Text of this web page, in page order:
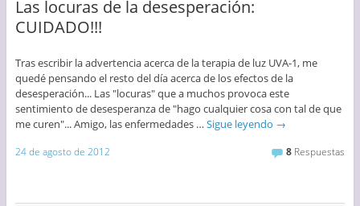
Las locuras de la desesperación:
CUIDADO!!!
Tras escribir la advertencia acerca de la terapia de luz UVA-1, me
quedé pensando el resto del día acerca de los efectos de la
desesperación... Las "locuras" que a muchos provoca este
sentimiento de desesperanza de "hago cualquier cosa con tal de que
me curen"... Amigo, las enfermedades … Sigue leyendo →
24 de agosto de 2012 8 Respuestas